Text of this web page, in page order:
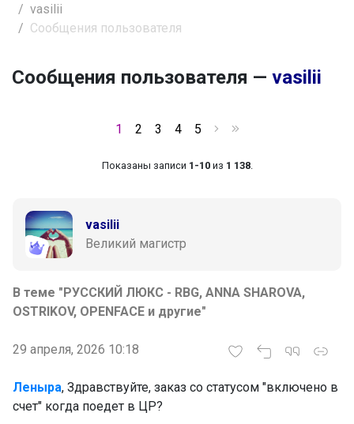
vasilii
Сообщения пользователя
Сообщения пользователя — vasilii
1 2 3 4 5
Показаны записи 1-10из 1 138.
vasilii
Великий магистр
В теме "РУССКИЙ ЛЮКС - RBG, ANNA SHAROVA,
OSTRIKOV, OPENFACE и другие"
29 апреля, 2026 10:18
Леныра, Здравствуйте, заказ со статусом "включено в
счет" когда поедет в ЦР?